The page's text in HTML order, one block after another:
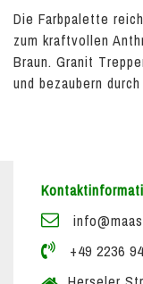
Die Farbpalette
zum kraftvollen
Braun. Granit
und bezaubern
+49 2236